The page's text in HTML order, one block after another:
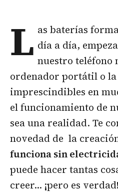
L asbaterías
día a día,
nuestro teléfono
ordenador portátil o la
imprescindibles en
el funcionamiento de
sea una realidad. Te
novedad de la
funciona sin
puede hacer tantas
creer… ¡pero es